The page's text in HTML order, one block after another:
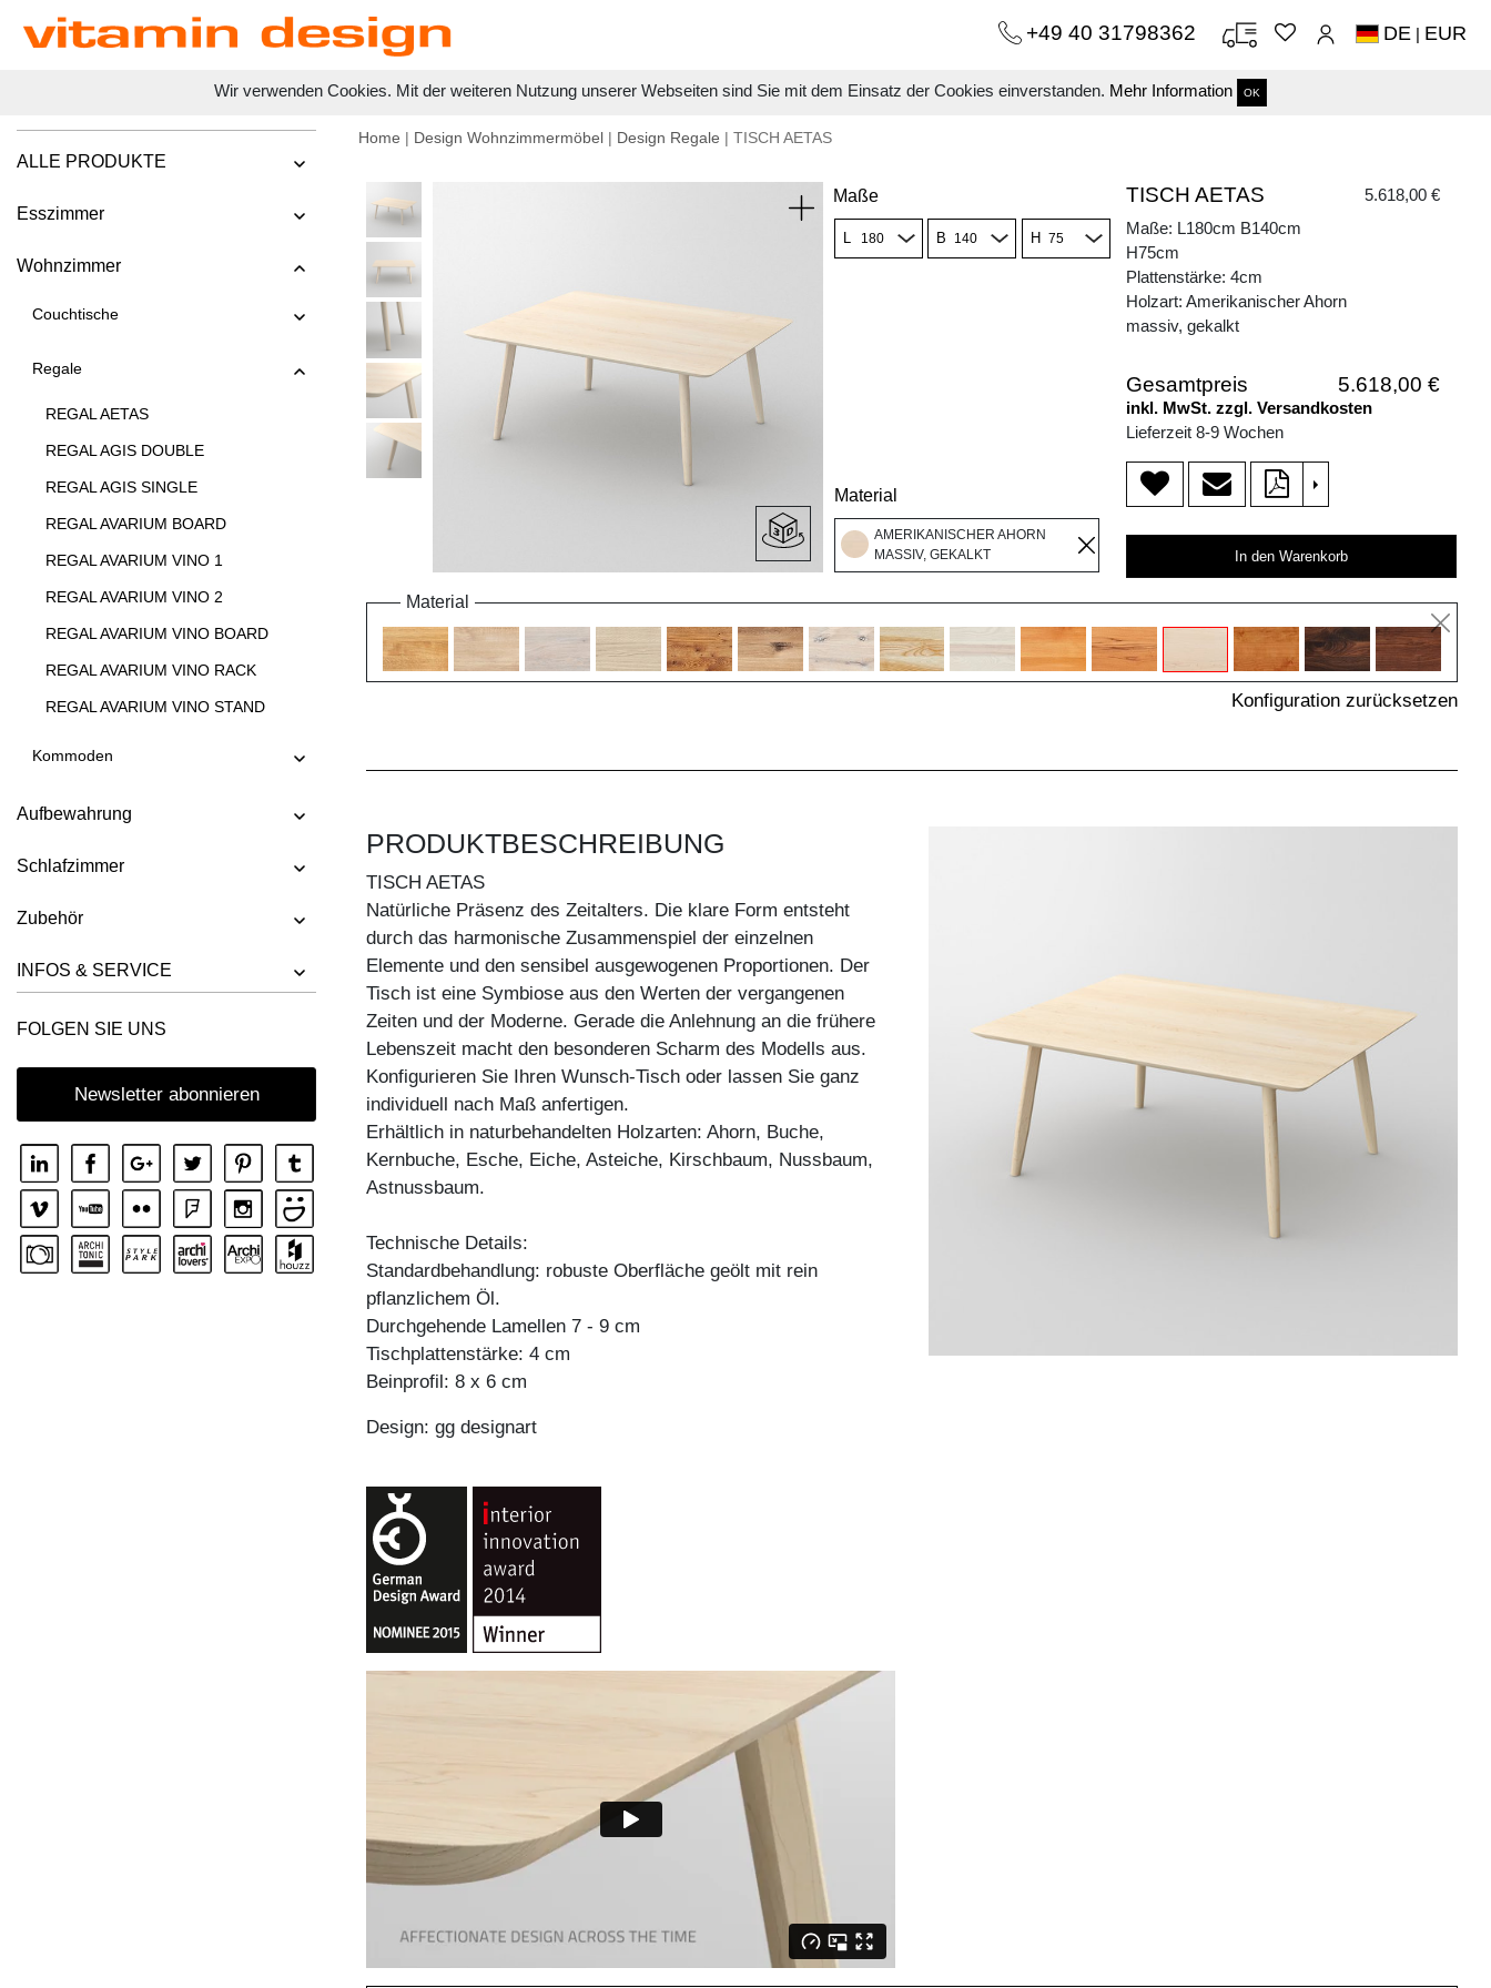
Wir verwenden Cookies. Mit der weiteren Nutzung unserer Webseiten sind Sie mit dem Einsatz der Cookies einverstanden. Mehr Information OK
+49 40 31798362 DE | EUR
ALLE PRODUKTE
Esszimmer
Wohnzimmer
Couchtische
Regale
REGAL AETAS
REGAL AGIS DOUBLE
REGAL AGIS SINGLE
REGAL AVARIUM BOARD
REGAL AVARIUM VINO 1
REGAL AVARIUM VINO 2
REGAL AVARIUM VINO BOARD
REGAL AVARIUM VINO RACK
REGAL AVARIUM VINO STAND
REGAL FACHWERK
REGAL GO RW
REGAL MENA
REGAL MENA G
REGAL MENA TV
REGAL PISA
REGAL PISA G
REGAL SENA
REGAL SENA WALL
Kommoden
Aufbewahrung
Schlafzimmer
Zubehör
INFOS & SERVICE
FOLGEN SIE UNS
Newsletter abonnieren
Home | Design Wohnzimmermöbel | Design Regale | TISCH AETAS
Maße
L B H
Material
AMERIKANISCHER AHORN
MASSIV, GEKALKT
TISCH AETAS
5.618,00 €
Maße: L180cm B140cm
H75cm
Plattenstärke: 4cm
Holzart: Amerikanischer Ahorn
massiv, gekalkt
Gesamtpreis 5.618,00 €
inkl. MwSt. zzgl. Versandkosten
Lieferzeit 8-9 Wochen
>
In den Warenkorb
Material
Konfiguration zurücksetzen
PRODUKTBESCHREIBUNG
TISCH AETAS
Natürliche Präsenz des Zeitalters. Die klare Form entsteht
durch das harmonische Zusammenspiel der einzelnen
Elemente und den sensibel ausgewogenen Proportionen. Der
Tisch ist eine Symbiose aus den Werten der vergangenen
Zeiten und der Moderne. Gerade die Anlehnung an die frühere
Lebenszeit macht den besonderen Scharm des Modells aus.
Konfigurieren Sie Ihren Wunsch-Tisch oder lassen Sie ganz
individuell nach Maß anfertigen.
Erhältlich in naturbehandelten Holzarten: Ahorn, Buche,
Kernbuche, Esche, Eiche, Asteiche, Kirschbaum, Nussbaum,
Astnussbaum.
Technische Details:
Standardbehandlung: robuste Oberfläche geölt mit rein
pflanzlichem Öl.
Durchgehende Lamellen 7 - 9 cm
Tischplattenstärke: 4 cm
Beinprofil: 8 x 6 cm
Design: gg designart